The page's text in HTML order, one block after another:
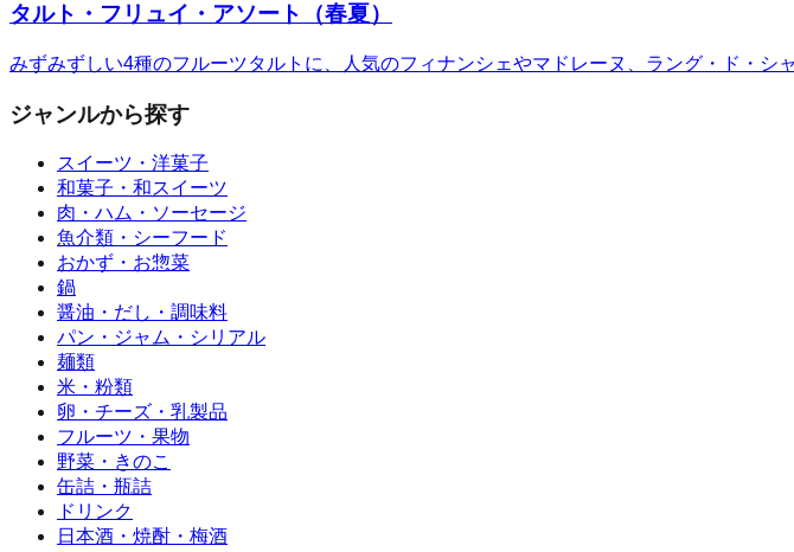
タルト・フリュイ・アソート（春夏）
みずみずしい4種のフルーツタルトに、人気のフィナンシェやマドレーヌ、ラング・ド・シ
ジャンルから探す
スイーツ・洋菓子
和菓子・和スイーツ
肉・ハム・ソーセージ
魚介類・シーフード
おかず・お惣菜
鍋
醤油・だし・調味料
パン・ジャム・シリアル
麺類
米・粉類
卵・チーズ・乳製品
フルーツ・果物
野菜・きのこ
缶詰・瓶詰
ドリンク
日本酒・焼酎・梅酒